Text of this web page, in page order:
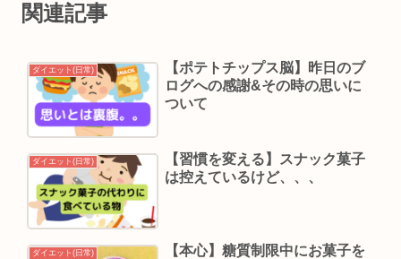
関連記事
ダイエット(日常)
【ポテトチップス脳】昨日のブ
ログへの感謝&その時の思いに
ついて
ダイエット(日常)
【習慣を変える】スナック菓子
は控えているけど、、、
ダイエット(日常)
【本心】糖質制限中にお菓子を